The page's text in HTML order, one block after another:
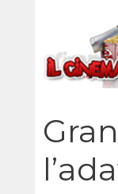
contenuto